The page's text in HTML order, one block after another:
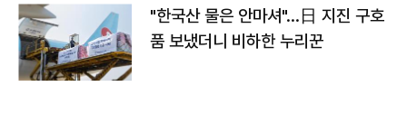
"한국산 물은 안마셔"…日 지진 구호
품 보냈더니 비하한 누리꾼